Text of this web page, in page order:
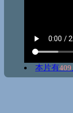
本片有409